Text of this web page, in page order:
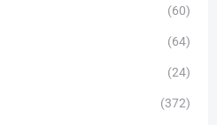
(60)
(64)
(24)
(372)